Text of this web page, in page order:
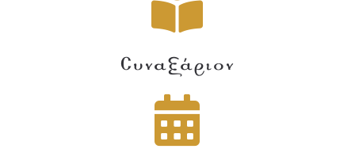
Συναξάριον